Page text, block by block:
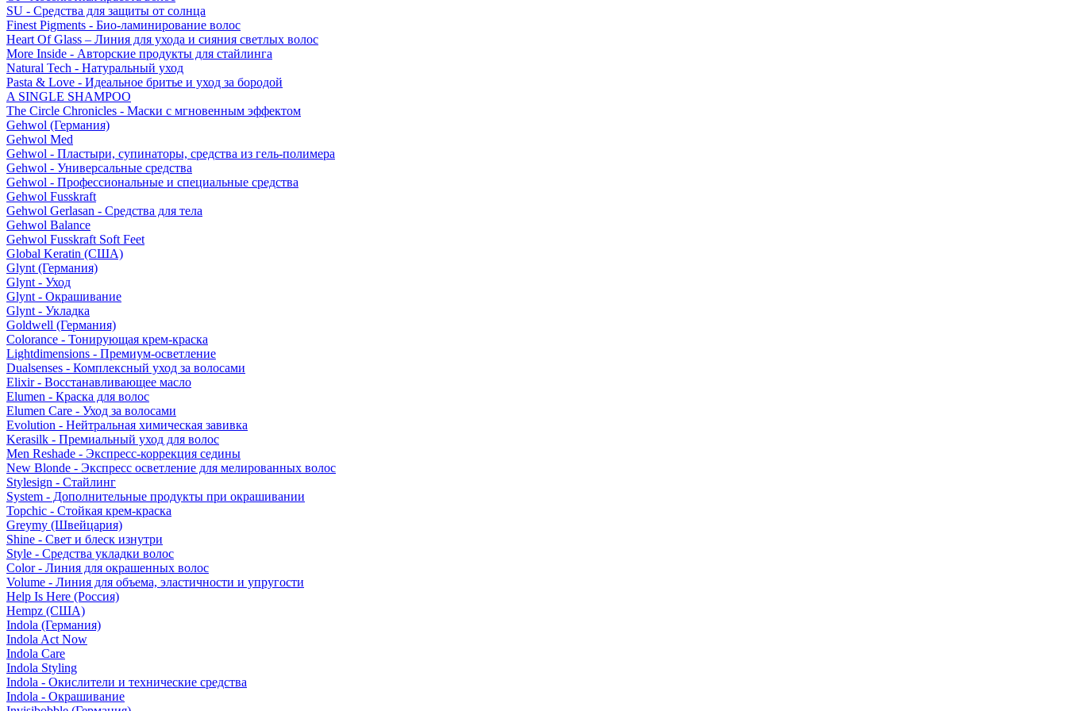
SU - Средства для защиты от солнца
Finest Pigments - Био-ламинирование волос
Heart Of Glass – Линия для ухода и сияния светлых волос
More Inside - Авторские продукты для стайлинга
Natural Tech - Натуральный уход
Pasta & Love - Идеальное бритье и уход за бородой
A SINGLE SHAMPOO
The Circle Chronicles - Маски с мгновенным эффектом
Gehwol (Германия)
Gehwol Med
Gehwol - Пластыри, супинаторы, средства из гель-полимера
Gehwol - Универсальные средства
Gehwol - Профессиональные и специальные средства
Gehwol Fusskraft
Gehwol Gerlasan - Средства для тела
Gehwol Balance
Gehwol Fusskraft Soft Feet
Global Keratin (США)
Glynt (Германия)
Glynt - Уход
Glynt - Окрашивание
Glynt - Укладка
Goldwell (Германия)
Colorance - Тонирующая крем-краска
Lightdimensions - Премиум-осветление
Dualsenses - Комплексный уход за волосами
Elixir - Восстанавливающее масло
Elumen - Краска для волос
Elumen Care - Уход за волосами
Evolution - Нейтральная химическая завивка
Kerasilk - Премиальный уход для волос
Men Reshade - Экспресс-коррекция седины
New Blonde - Экспресс осветление для мелированных волос
Stylesign - Стайлинг
System - Дополнительные продукты при окрашивании
Topchic - Стойкая крем-краска
Greymy (Швейцария)
Shine - Свет и блеск изнутри
Style - Средства укладки волос
Color - Линия для окрашенных волос
Volume - Линия для объема, эластичности и упругости
Help Is Here (Россия)
Hempz (США)
Indola (Германия)
Indola Act Now
Indola Care
Indola Styling
Indola - Окислители и технические средства
Indola - Окрашивание